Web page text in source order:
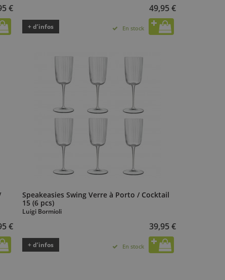
€ 49,95 €
+ d’infos En stock
€
Speakeasies Swing Verre à Porto / Cocktail
15 (6 pcs)
Luigi Bormioli
39,95 €
+ d’infos En stock